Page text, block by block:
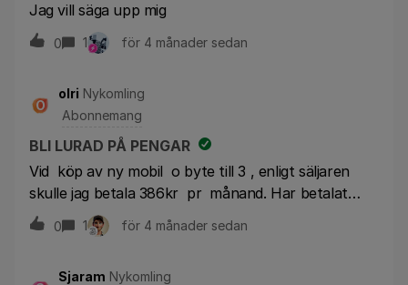
Jag vill säga upp mig
0 1 för 4 månader sedan
O
olri Nykomling
Abonnemang
BLI LURAD PÅ PENGAR
Vid köp av ny mobil o byte till 3 , enligt säljaren
skulle jag betala 386kr pr månand. Har betalat
386kr o nu vid andra betalning är fakturan
611kr. Det är att lura mig på pengar, Hade Com
på att byta tillbaka till com vic ,Har haft detta
0 1 för 4 månader sedan
Sjaram Nykomling